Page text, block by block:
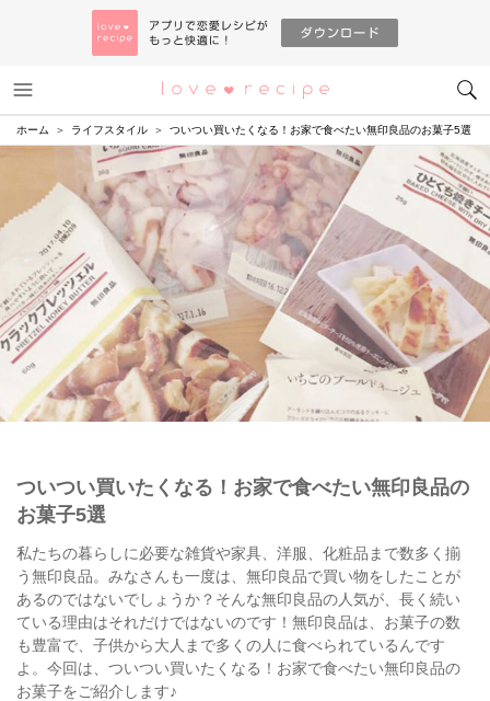
恋愛レシピ
ホーム ライフスタイル ついつい買いたくなる！お家で食べたい無印良品のお菓子5選
ついつい買いたくなる！お家で食べたい無印良品の
お菓子5選
私たちの暮らしに必要な雑貨や家具、洋服、化粧品まで数多く揃
う無印良品。みなさんも一度は、無印良品で買い物をしたことが
あるのではないでしょうか？そんな無印良品の人気が、長く続い
ている理由はそれだけではないのです！無印良品は、お菓子の数
も豊富で、子供から大人まで多くの人に食べられているんです
よ。今回は、ついつい買いたくなる！お家で食べたい無印良品の
お菓子をご紹介します♪